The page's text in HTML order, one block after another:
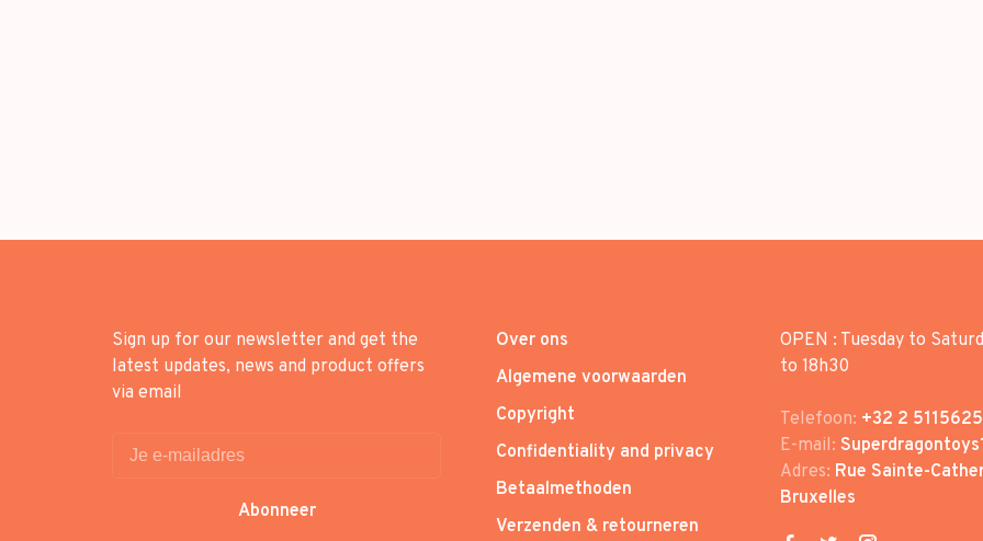
Sign up for our newsletter and get the
latest updates, news and product offers
via email
Abonneer
Over ons
Algemene voorwaarden
Copyright
Confidentiality and privacy
Betaalmethoden
Verzenden & retourneren
OPEN : Tuesday to
to 18h30
Telefoon: +32 2 5115625
E-mail:
Adres: Rue Sainte-
Bruxelles